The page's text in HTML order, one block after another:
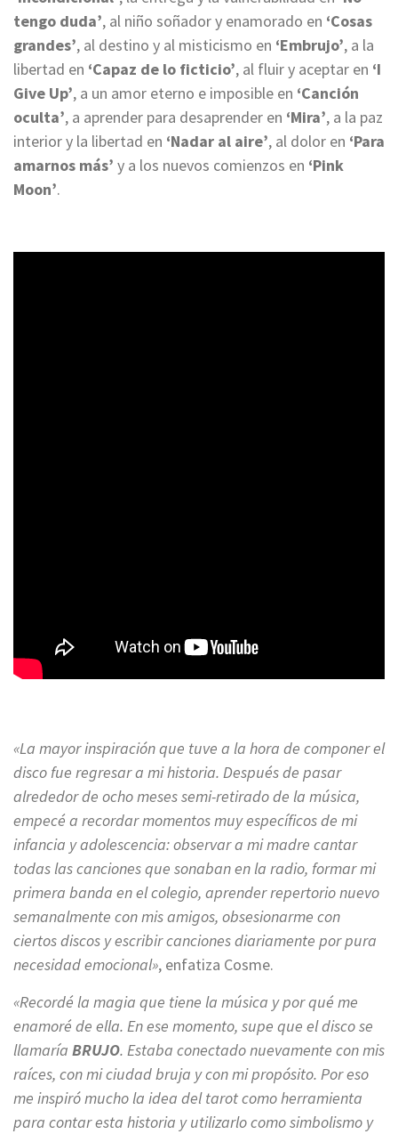
tengo duda’, al niño soñador y enamorado en ‘Cosas
grandes’, al destino y al misticismo en ‘Embrujo’, a la
libertad en ‘Capaz de lo ficticio’, al fluir y aceptar en ‘I
Give Up’, a un amor eterno e imposible en ‘Canción
oculta’, a aprender para desaprender en ‘Mira’, a la paz
interior y la libertad en ‘Nadar al aire’, al dolor en ‘Para
amarnos más’ y a los nuevos comienzos en ‘Pink
Moon’.
«La mayor inspiración que tuve a la hora de componer el
disco fue regresar a mi historia. Después de pasar
alrededor de ocho meses semi-retirado de la música,
empecé a recordar momentos muy específicos de mi
infancia y adolescencia: observar a mi madre cantar
todas las canciones que sonaban en la radio, formar mi
primera banda en el colegio, aprender repertorio nuevo
semanalmente con mis amigos, obsesionarme con
ciertos discos y escribir canciones diariamente por pura
necesidad emocional», enfatiza Cosme.
«Recordé la magia que tiene la música y por qué me
enamoré de ella. En ese momento, supe que el disco se
llamaría BRUJO. Estaba conectado nuevamente con mis
raíces, con mi ciudad bruja y con mi propósito. Por eso
me inspiró mucho la idea del tarot como herramienta
para contar esta historia y utilizarlo como simbolismo y